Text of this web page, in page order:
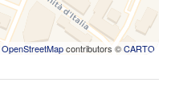
OpenStreetMapcontributors ©CARTO